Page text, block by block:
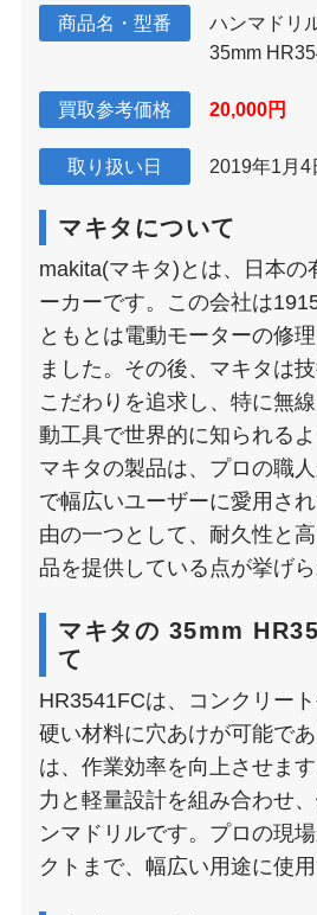
商品名・型番
ハンマドリ
35mm
買取参考価格 20,000円
取り扱い日 2019年1月4
マキタについて
makita(マキタ)とは、日本の
ーカーです。この会社は
ともとは電動モーターの修
ました。その後、マキタは
こだわりを追求し、特に無
動工具で世界的に知られるよ
マキタの製品は、プロの職
で幅広いユーザーに愛用さ
由の一つとして、耐久性と
品を提供している点が挙げら
マキタの 35mm
て
HR3541FCは、コンクリー
硬い材料に穴あけが可能で
は、作業効率を向上させま
力と軽量設計を組み合わせ
ンマドリルです。プロの現
クトまで、幅広い用途に使用